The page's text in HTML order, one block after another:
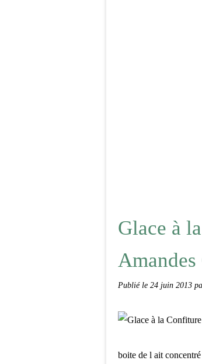
Glace à
Amandes
Publié le 24 juin 2013
boite de l ait